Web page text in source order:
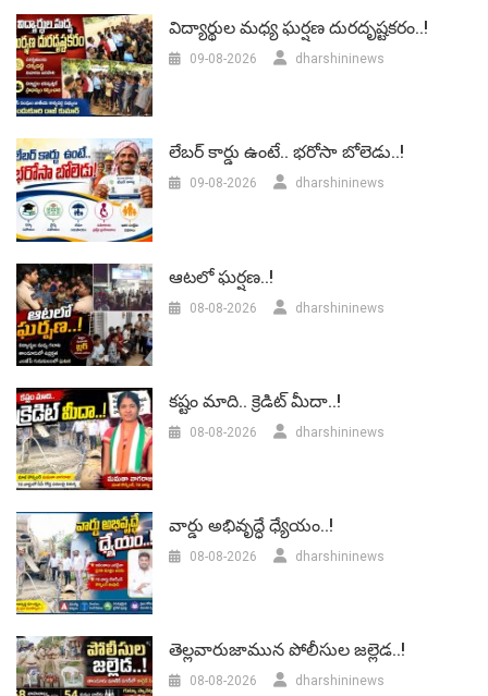
విద్యార్థుల మధ్య ఘర్షణ దురదృష్టకరం..!
09-08-2026 dharshininews
లేబర్‌ కార్డు ఉంటే.. భరోసా బోలెడు..!
09-08-2026 dharshininews
ఆటలో ఘర్షణ..!
08-08-2026 dharshininews
కష్టం మాది.. క్రెడిట్ మీదా..!
08-08-2026 dharshininews
వార్డు అభివృద్ధే ధ్యేయం..!
08-08-2026 dharshininews
తెల్లవారుజామున పోలీసుల జల్లెడ..!
08-08-2026 dharshininews